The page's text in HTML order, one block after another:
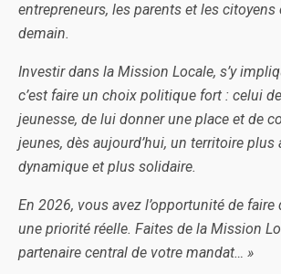
entrepreneurs, les parents et les citoyens
demain.
Investir dans la Mission Locale, s’y
c’est faire un choix politique fort : celui
jeunesse, de lui donner une place et de
jeunes, dès aujourd’hui, un territoire
dynamique et plus solidaire.
En 2026, vous avez l’opportunité de faire
une priorité réelle. Faites de la Mission
partenaire central de votre mandat… »